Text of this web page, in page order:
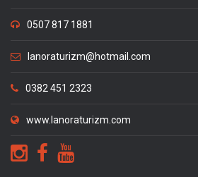
0507 817 1881
lanoraturizm@hotmail.com
0382 451 2323
www.lanoraturizm.com